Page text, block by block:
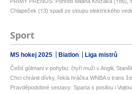
Chlapeček (†3) spadl ze sloupu elektrického
Sport
MS hokej 2025 Biatlon Liga mistrů
Čeští gólmani v pohybu: čtyři muži v Anglii,
Chci chránit dívky, řekla hráčka WNBA o trans
Pravděpodobné sestavy: Sparta s posilou i